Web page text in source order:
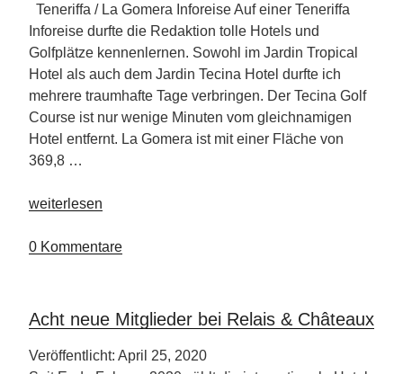
Teneriffa / La Gomera Inforeise Auf einer Teneriffa
Inforeise durfte die Redaktion tolle Hotels und
Golfplätze kennenlernen. Sowohl im Jardin Tropical
Hotel als auch dem Jardin Tecina Hotel durfte ich
mehrere traumhafte Tage verbringen. Der Tecina Golf
Course ist nur wenige Minuten vom gleichnamigen
Hotel entfernt. La Gomera ist mit einer Fläche von
369,8 …
„La
–
Hotel
&
Golf
weiterlesen
0 Kommentare
Acht neue Mitglieder bei Relais & Châteaux
Veröffentlicht: April 25, 2020